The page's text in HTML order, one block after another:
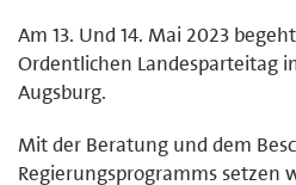
Am 13. Und 14. Mai 2023
Ordentlichen Landesparteitag
Augsburg.
Mit der Beratung und dem
Regierungsprogramms setzen